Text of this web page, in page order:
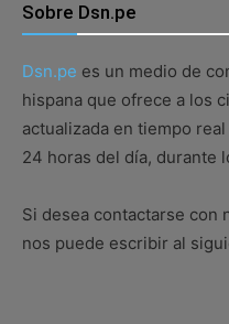
Sobre Dsn.pe
Dsn.pe es un medio de
hispana que ofrece a los
actualizada en tiempo
24 horas del día, durante
Si desea contactarse
nos puede escribir al